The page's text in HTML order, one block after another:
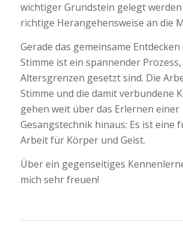
wichtiger Grundstein gelegt
richtige Herangehensweise an die
Gerade das gemeinsame
Stimme ist ein spannender
Altersgrenzen gesetzt sind. Die
Stimme und die damit verbundene
gehen weit über das Erlernen einer
Gesangstechnik hinaus: Es ist eine
Arbeit für Körper und Geist.
Über ein gegenseitiges
mich sehr freuen!